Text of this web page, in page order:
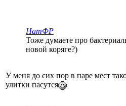
НатФР
Тоже думаете про
новой коряге?)
У меня до сих пор в паре мест
улитки пасутся